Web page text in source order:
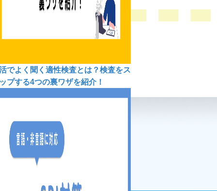
でよく聞く適性検査とは？検査をス
プする4つの裏ワザを紹介！